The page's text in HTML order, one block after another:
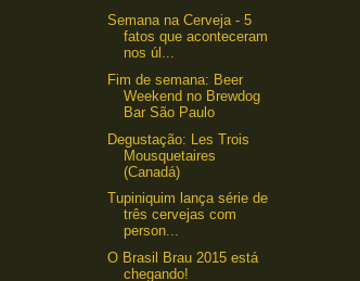
Semana na Cerveja - 5
fatos que aconteceram
nos úl...
Fim de semana: Beer
Weekend no Brewdog
Bar São Paulo
Degustação: Les Trois
Mousquetaires
(Canadá)
Tupiniquim lança série de
três cervejas com
person...
O Brasil Brau 2015 está
chegando!